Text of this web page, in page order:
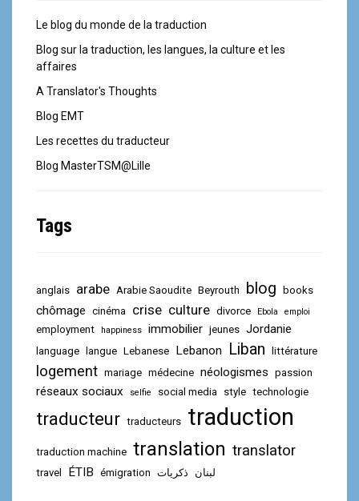
Le blog du monde de la traduction
Blog sur la traduction, les langues, la culture et les
affaires
A Translator's Thoughts
Blog EMT
Les recettes du traducteur
Blog MasterTSM@Lille
Tags
anglais arabe Arabie Saoudite Beyrouth blog books
chômage cinéma crise culture divorce Ebola emploi
employment happiness immobilier jeunes Jordanie
language langue Lebanese Lebanon Liban littérature
logement mariage médecine néologismes passion
réseaux sociaux selfie social media style technologie
traducteur traducteurs traduction
traduction machine translation translator
travel ÉTIB émigration ذكريات لبنان